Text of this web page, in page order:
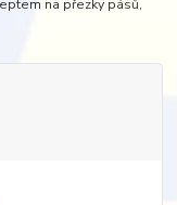
na přezky pásů,